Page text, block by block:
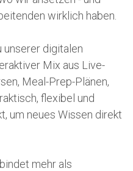
wirklich haben.
unserer digitalen
Mix aus Live-
Meal-Prep-Plänen,
flexibel und
um neues Wissen direkt
mehr als